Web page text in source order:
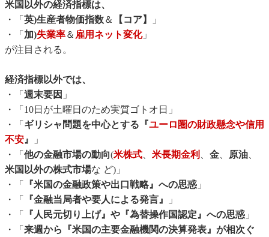
米国以外の経済指標は、
・「 英)生産者物価指数＆ 【コア】
」
・「 加)失業率＆ 雇用ネット変化」
が注目される。
経済指標以外では、
・「 週末要因 」
・「10日が土曜日のため実質ゴトオ日」
・「 ギリシャ問題を中心とする『ユーロ圏の財政懸念や信用
不安』
」
・「 他の金融市場の動向(米株式、 米長期金利 、 金、 原油、
米国以外の株式市場な ど)」
・「
『米国の金融政策や出口戦略』への思惑 」
・「
『金融当局者や要人による発言』
」
・「
『人民元切り上げ』や『為替操作国認定』への思惑 」
・「 来週から『米国の主要金融機関の決算発表』が相次ぐ